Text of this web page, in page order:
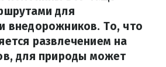
для
внедорожников. То, что
развлечением на
для природы может